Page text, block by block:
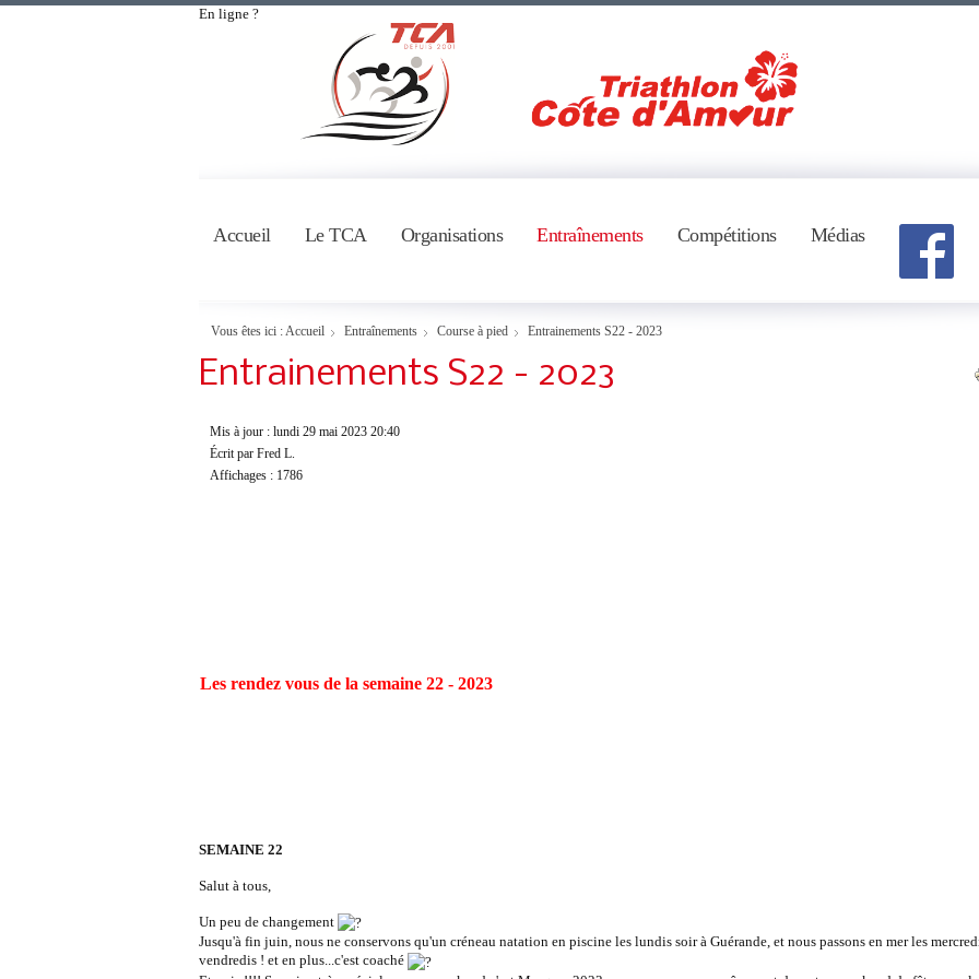
En ligne ?
Accueil Le TCA Organisations Entraînements Compétitions Médias
Vous êtes ici : Accueil Entraînements Course à pied Entrainements S22 - 2023
Entrainements S22 - 2023
Mis à jour : lundi 29 mai 2023 20:40
Écrit par Fred L.
Affichages : 1786
Les rendez vous de la semaine 22 - 2023
SEMAINE 22
Salut à tous,
Un peu de changement
Jusqu'à fin juin, nous ne conservons qu'un créneau natation en piscine les lundis soir à Guérande, et nous passons en mer les
vendredis ! et en plus...c'est coaché